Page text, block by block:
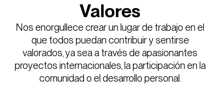
Valores
Nos enorgullece crear un lugar de trabajo en el
que todos puedan contribuir y sentirse
valorados, ya sea a través de apasionantes
proyectos internacionales, la participación en la
comunidad o el desarrollo personal.